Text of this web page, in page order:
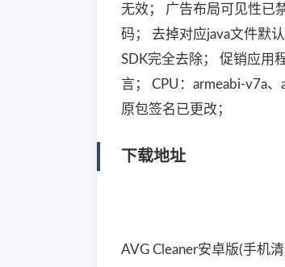
无效； 广告布局可见性已
码； 去掉对应java文件默
SDK完全去除； 促销应用
言； CPU：armeabi-v7a
原包签名已更改；
下载地址
AVG Cleaner安卓版(手机